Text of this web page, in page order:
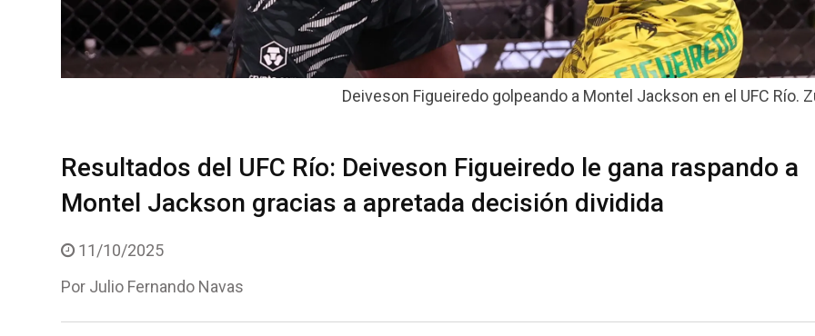
Deiveson Figueiredo golpeando a Montel Jackson en el UFC Río.
Resultados del UFC Río: Deiveson Figueiredo le gana raspando a
Montel Jackson gracias a apretada decisión dividida
11/10/2025
Por Julio Fernando Navas